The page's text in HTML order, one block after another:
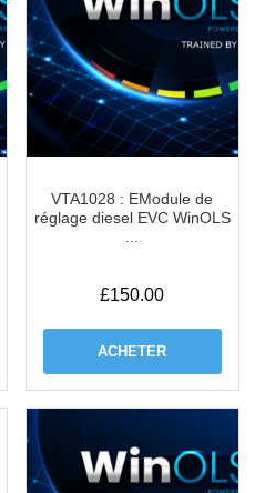
VTA1028 : EModule de
réglage diesel EVC WinOLS
£150.00
ACHETER